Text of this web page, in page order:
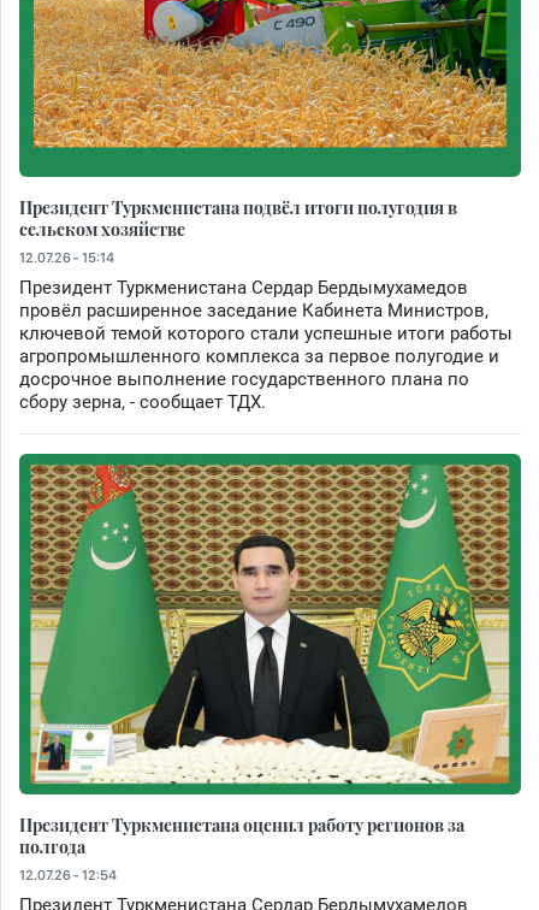
Президент Туркменистана подвёл итоги полугодия в
сельском хозяйстве
12.07.26 - 15:14
Президент Туркменистана Сердар Бердымухамедов
провёл расширенное заседание Кабинета Министров,
ключевой темой которого стали успешные итоги работы
агропромышленного комплекса за первое полугодие и
досрочное выполнение государственного плана по
сбору зерна, - сообщает ТДХ.
Президент Туркменистана оценил работу регионов за
полгода
12.07.26 - 12:54
Президент Туркменистана Сердар Бердымухамедов